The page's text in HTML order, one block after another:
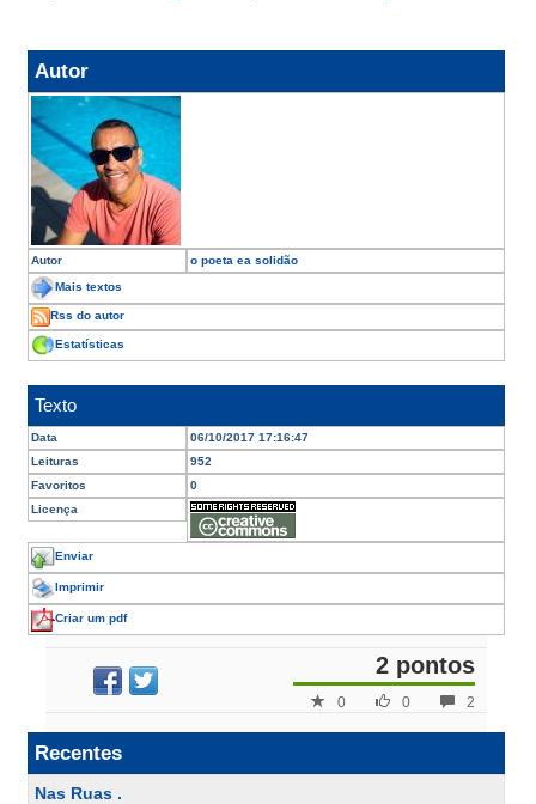
Autor
Autor o poeta ea solidão
Mais textos
Rss do autor
Estatísticas
Texto
Data
06/10/2017 17:16:47
Leituras
952
Favoritos
0
Licença
Enviar
Imprimir
Criar um pdf
2 pontos
2
0
0
Recentes
Nas Ruas .